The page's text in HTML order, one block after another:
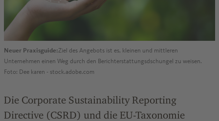
Neuer Praxisguide:Ziel des Angebots ist es, kleinen und mittleren
Unternehmen einen Weg durch den Berichterstattungsdschungel zu weisen.
Foto: Dee karen - stock.adobe.com
Die Corporate Sustainability Reporting
Directive (CSRD) und die EU-Taxonomie